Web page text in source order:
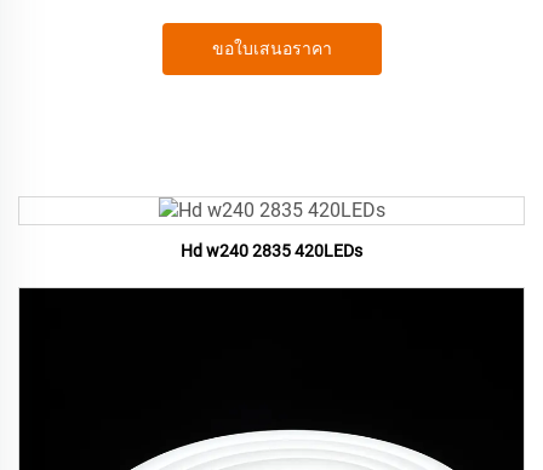
ขอใบเสนอราคา
Hd w240 2835 420LEDs